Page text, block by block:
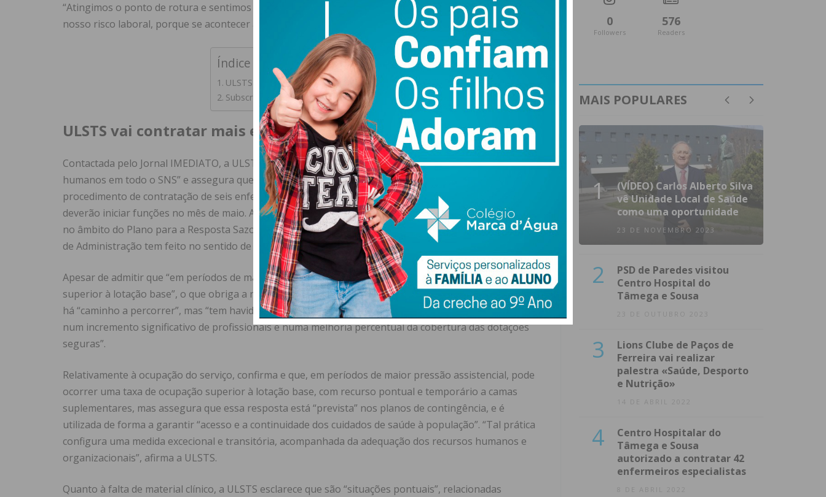
“Atingimos o ponto de rotura e sentimos que estamos a ser utilizados para poupar dinheiro, à custa do
nosso risco laboral, porque se acontecer alguma coisa é a nós que nos vão culpar”, concluiu.
Índice
ULSTS vai contratar mais enfermeiros
Subscreva a newsletter do Imediato
ULSTS vai contratar mais enfermeiros
Contactada pelo Jornal IMEDIATO, a ULSTS reconhece “dificuldades em matéria de escassez de recursos
humanos em todo o SNS” e assegura que vai reforçar o número de profissionais, estando em curso um
procedimento de contratação de seis enfermeiros que serão afetos ao Serviço de Cirurgia e que
deverão iniciar funções no mês de maio. Além desses, serão ainda contratados mais 120 enfermeiros,
no âmbito do Plano para a Resposta Sazonal em Saúde, “um sinal claro do esforço que o atual Conselho
de Administração tem feito no sentido de reforçar e estabilizar as equipas”, frisou.
Apesar de admitir que “em períodos de maior pressão assistencial pode ocorrer uma taxa de ocupação
superior à lotação base”, o que obriga a recorrer a camas suplementares, a ULSTS assegura que ainda
há “caminho a percorrer”, mas “tem havido uma evolução positiva na dotação das equipas, traduzida
num incremento significativo de profissionais e numa melhoria percentual da cobertura das dotações
seguras”.
Relativamente à ocupação do serviço, confirma e que, em períodos de maior pressão assistencial, pode
ocorrer uma taxa de ocupação superior à lotação base, com recurso pontual e temporário a camas
suplementares, mas assegura que essa resposta está “prevista” nos planos de contingência, e é
utilizada de forma a garantir “acesso e a continuidade dos cuidados de saúde à população”. “Tal prática
configura uma medida excecional e transitória, acompanhada da adequação dos recursos humanos e
organizacionais”, afirma a ULSTS.
Quanto à falta de material clínico, a ULSTS esclarece que são “situações pontuais”, relacionadas
0
Followers
576
Readers
MAIS POPULARES
1
(VÍDEO) Carlos Alberto Silva
vê Unidade Local de Saúde
como uma oportunidade
23 DE NOVEMBRO 2023
2
PSD de Paredes visitou
Centro Hospital do
Tâmega e Sousa
23 DE OUTUBRO 2023
3
Lions Clube de Paços de
Ferreira vai realizar
palestra «Saúde, Desporto
e Nutrição»
14 DE ABRIL 2022
4
Centro Hospitalar do
Tâmega e Sousa
autorizado a contratar 42
enfermeiros especialistas
8 DE ABRIL 2022